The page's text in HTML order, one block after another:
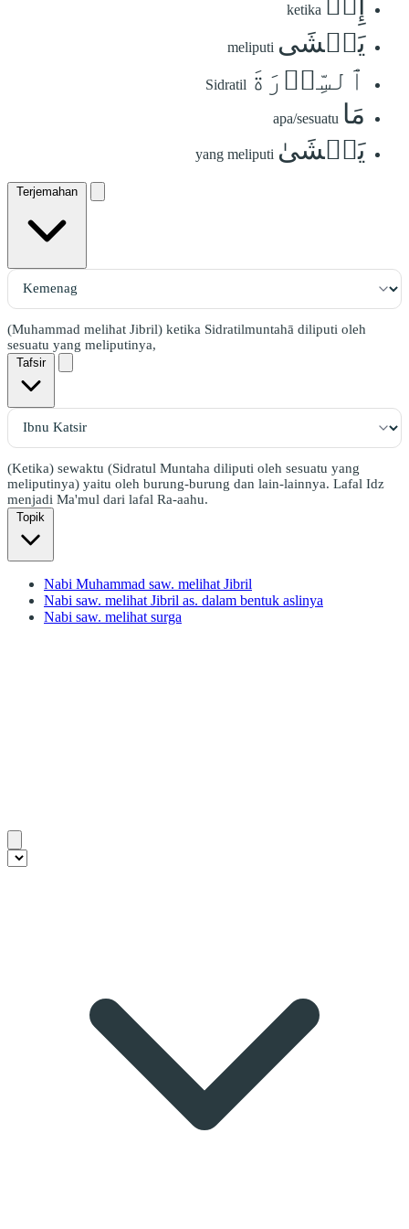
ketika
يَغۡشَى meliputi
ٱلسِّدۡرَةَ Sidratil
مَا apa/sesuatu
يَغۡشَىٰ yang meliputi
Terjemahan
(Muhammad melihat Jibril) ketika Sidratilmuntahā diliputi oleh
sesuatu yang meliputinya,
Tafsir
(Ketika) sewaktu (Sidratul Muntaha diliputi oleh sesuatu yang
meliputinya) yaitu oleh burung-burung dan lain-lainnya. Lafal Idz
menjadi Ma'mul dari lafal Ra-aahu.
Topik
Nabi Muhammad saw. melihat Jibril
Nabi saw. melihat Jibril as. dalam bentuk aslinya
Nabi saw. melihat surga